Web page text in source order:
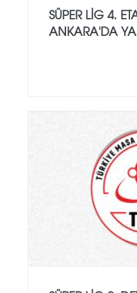
SÜPER LIG 4.
ANKARA'DA